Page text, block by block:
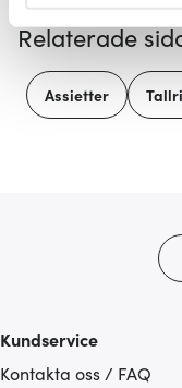
Vi använder
ska anpassas efter
gör också att vi kan
Relaterade
Assietter
Kundservice
Kontakta oss / FAQ